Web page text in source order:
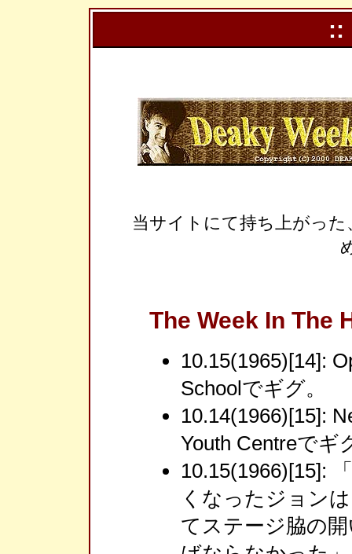
::
当サイトにて持ち上がっ
The Week In The
10.15(1965)[14]:
Schoolでギグ。
10.14(1966)[15]:
Youth Centreでギ
10.15(1966)[15]:
くなったジョン
てステージ脇の